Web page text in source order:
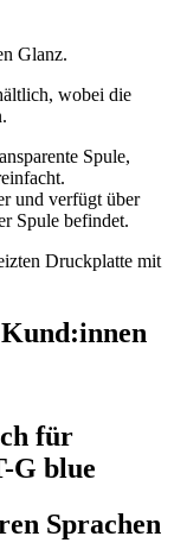
Glanz.
wobei die
Spule,
und verfügt über
Spule befindet.
Druckplatte mit
für
G blue
Sprachen